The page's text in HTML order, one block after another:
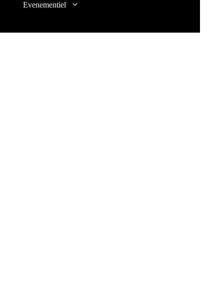
Evenementiel